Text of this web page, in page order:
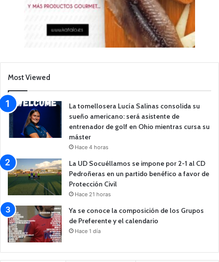
Most Viewed
La tomellosera Lucía Salinas consolida su
sueño americano: será asistente de
entrenador de golf en Ohio mientras cursa su
máster
Hace 4 horas
La UD Socuéllamos se impone por 2-1 al CD
Pedroñeras en un partido benéfico a favor de
Protección Civil
Hace 21 horas
Ya se conoce la composición de los Grupos
de Preferente y el calendario
Hace 1 día